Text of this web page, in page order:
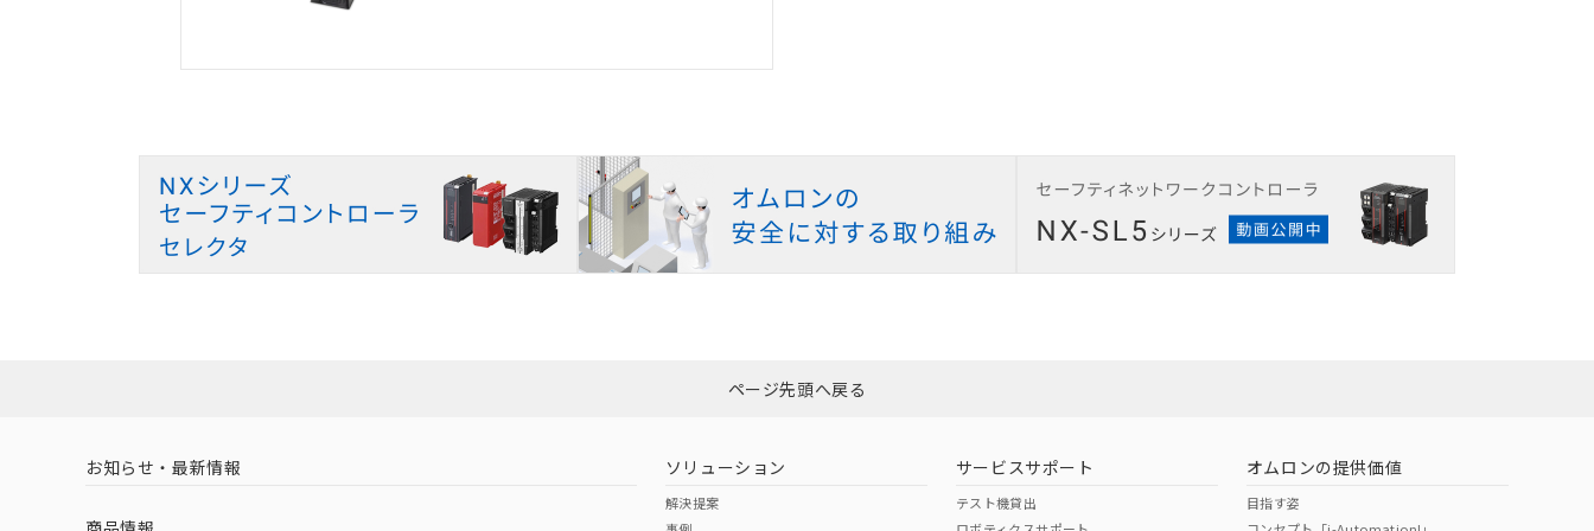
ページ先頭へ戻る
お知らせ・最新情報 ソリューション
解決提案
サービスサポート
テスト機貸出
オムロンの提供価値
目指す姿